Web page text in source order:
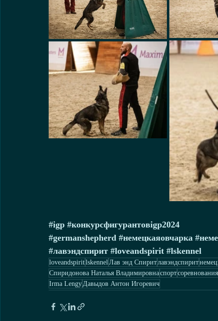
#igp #конкурсфигурантовigp2024
#germanshepherd #немецкаяовчарка
#лавэндспирит #loveandspirit #lskennel
loveandspiritlskennelЛав энд Спиритлавэндспирит
Спиридонова Наталья Владимировнаспортсоревнования
Irma LengyДавыдов Антон Игоревич